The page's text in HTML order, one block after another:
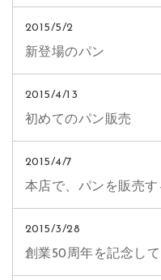
2015/5/2
新登場のパン
2015/4/13
初めてのパン販売
2015/4/7
本店で、パンを販売す
2015/3/28
創業50周年を記念して